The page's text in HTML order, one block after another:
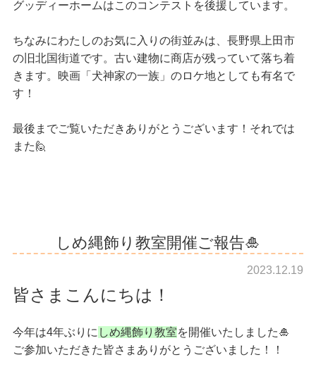
グッディーホームはこのコンテストを後援しています。
ちなみにわたしのお気に入りの街並みは、長野県上田市
の旧北国街道です。古い建物に商店が残っていて落ち着
きます。映画「犬神家の一族」のロケ地としても有名で
す！
最後までご覧いただきありがとうございます！それでは
また🙋
しめ縄飾り教室開催ご報告🎍
2023.12.19
皆さまこんにちは！
今年は4年ぶりに しめ縄飾り教室を開催いたしました🎍
ご参加いただきた皆さまありがとうございました！！